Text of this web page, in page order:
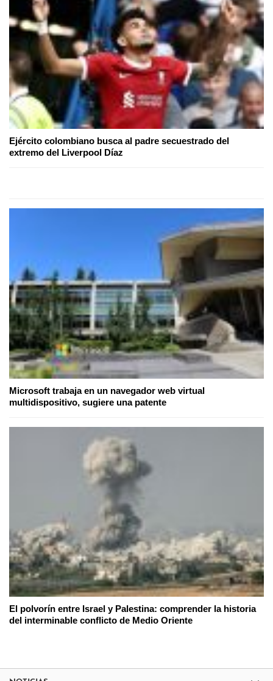
Ejército colombiano busca al padre secuestrado del
extremo del Liverpool Díaz
Microsoft trabaja en un navegador web virtual
multidispositivo, sugiere una patente
El polvorín entre Israel y Palestina: comprender la historia
del interminable conflicto de Medio Oriente